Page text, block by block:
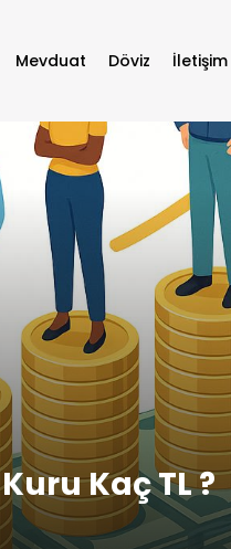
Mevduat Döviz İletişim
Kaç TL ?